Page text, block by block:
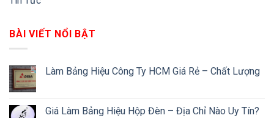
BÀI VIẾT NỔI BẬT
Làm Bảng Hiệu Công Ty HCM Giá Rẻ – Chất Lượng
Giá Làm Bảng Hiệu Hộp Đèn – Địa Chỉ Nào Uy Tín?